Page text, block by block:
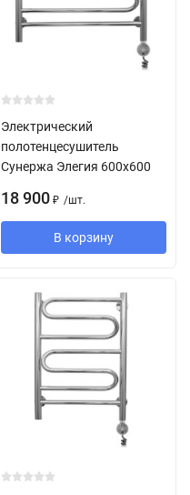
Электрический
полотенцесушитель
Сунержа Элегия 600х600
18 900 ₽ /шт.
В корзину